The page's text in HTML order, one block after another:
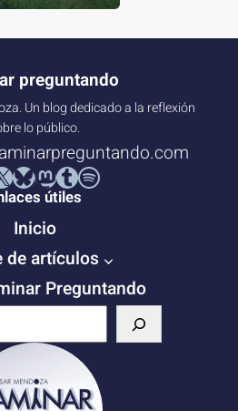
preguntando
Un blog dedicado a la reflexión
lo público.
Bluesky Mastodon Tumblr Spotify
útiles
Inicio
de artículos
Preguntando